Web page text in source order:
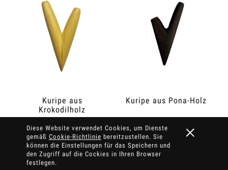
Diese Website verwendet Cookies, um Dienste
gemäß Cookie-Richtlinie bereitzustellen. Sie
können die Einstellungen für das Speichern und
den Zugriff auf die Cockies in Ihren Browser
festlegen.
Kuripe aus
Krokodilholz
(Zanthoxylum rhetsa)
Anbieter: Rapee.shop
19,54 €
Kuripe aus Pona-Holz
Anbieter: LasSzamana.pl |
Rapee.shop
24,00 €